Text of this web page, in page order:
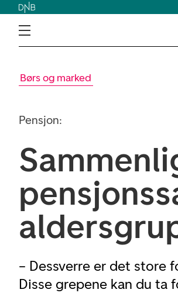
Børs og marked
Pensjon:
– Dessverre er det store
Disse grepene kan du ta